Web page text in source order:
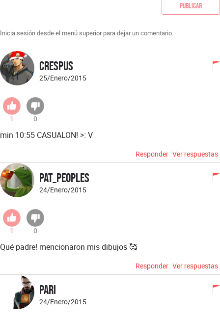
Publicar
Inicia sesión desde el menú superior para dejar un comentario.
Crespus
25/Enero/2015
1 0
min 10:55 CASUALON! >: V
Responder Ver respuestas
Pat_Peoples
24/Enero/2015
1 0
Qué padre! mencionaron mis dibujos 🥰
Responder Ver respuestas
pari
24/Enero/2015